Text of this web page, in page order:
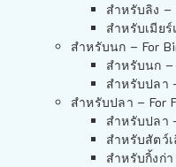
สำหรับลิง –
สำหรับเมีย
สำหรับนก – For
สำหรับนก –
สำหรับปลา
สำหรับปลา – For
สำหรับปลา
สำหรับสัตว์
สำหรับกิ้งก่